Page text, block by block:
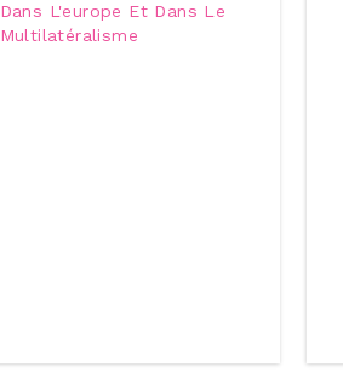
Dans L'europe Et Dans Le
Multilatéralisme